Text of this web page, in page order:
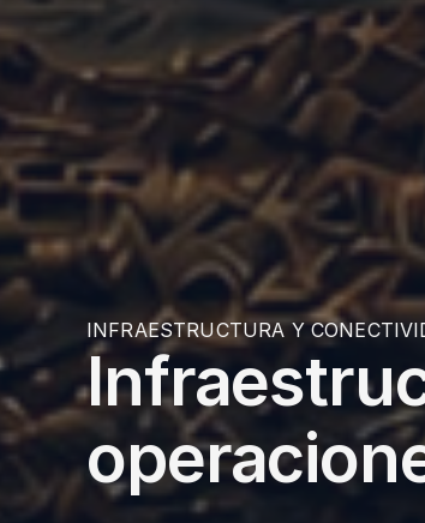
INFRAESTRUCTURA Y